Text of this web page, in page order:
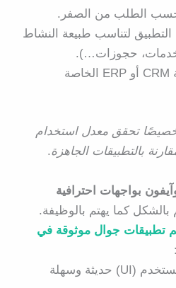
حسب الطلب من الصفر.
لتناسب طبيعة النشاط
خدمات، حجوزات…).
التكامل مع أنظمة CRM أو ERP الخاصة
تحقق معدل استخدام
.
بواجهات احترافية
كما يهتم بالوظيفة.
تطبيقات جوال موثوقة في
تصميم واجهات مستخدم (UI) حديثة وسهلة